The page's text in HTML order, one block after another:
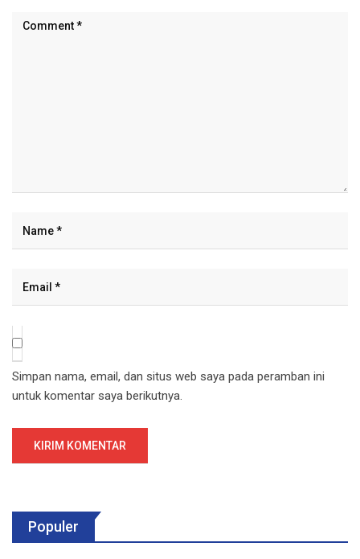
Simpan nama, email, dan situs web saya pada peramban ini
untuk komentar saya berikutnya.
Populer